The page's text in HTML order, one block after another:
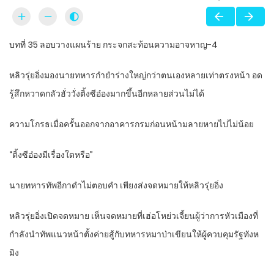
บทที่ 35 ลอบวางแผนร้าย กระจกสะท้อนความอาจหาญ-4
หลิวรุ่ยอิ่งมองนายทหารกำยำร่างใหญ่กว่าตนเองหลายเท่าตรงหน้า อด
รู้สึกหวาดกลัวฮั่ววั่งติ้งซีอ๋องมากขึ้นอีกหลายส่วนไม่ได้
ความโกรธเมื่อครั้นออกจากอาคารกรมก่อนหน้ามลายหายไปไม่น้อย
“ติ้งซีอ๋องมีเรื่องใดหรือ”
นายทหารทัพอีกาดำไม่ตอบคำ เพียงส่งจดหมายให้หลิวรุ่ยอิ่ง
หลิวรุ่ยอิ่งเปิดจดหมาย เห็นจดหมายที่เฮ่อโหย่วเจี้ยนผู้ว่าการหัวเมืองที่
กำลังนำทัพแนวหน้าตั้งค่ายสู้กับทหารหมาป่าเขียนให้ผู้ควบคุมรัฐทังห
มิง